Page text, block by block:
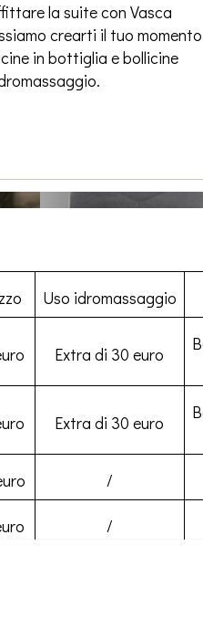
la suite con Vasca
crearti il tuo momento
in bottiglia e bollicine
Uso idromassaggio
Extra di 30 euro
Extra di 30 euro
/
/